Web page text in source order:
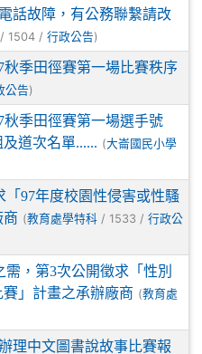
話故障，有公務聯繫請改
/ 1504 / 行政公告)
秋季田徑賽第一場比賽秩序
公告)
秋季田徑賽第一場選手號
道次名單......
(大崙國民小學
「97年度校園性侵害或性騷
商 (教育處學特科 / 1533 / 行政公
，第3次公開徵求「性別
」計畫之承辦廠商 (教育處
理中文圖書說故事比賽報